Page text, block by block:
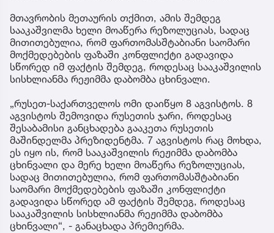
მთავრობის მეთაურის თქმით, ამის შემდეგ
სააკაშვილმა ხელი მოაწერა რეზოლუციას, სადაც
მითითებულია, რომ ფართომასშტაბიანი საომარი
მოქმედებების ფაზაში კონფლიქტი გადავიდა
სწორედ იმ ფაქტის შემდეგ, როდესაც სააკაშვილის
სისხლიანმა რეჟიმმა დაბომბა ცხინვალი.
„რუსეთ-საქართველოს ომი დაიწყო 8 აგვისტოს. 8
აგვისტოს შემოვიდა რუსეთის ჯარი, როდესაც
შესაბამისი განცხადება გააკეთა რუსეთის
მაშინდელმა პრეზიდენტმა. 7 აგვისტოს რაც მოხდა,
ეს იყო ის, რომ სააკაშვილის რეჟიმმა დაბომბა
ცხინვალი და მერე ხელი მოაწერა რეზოლუციას,
სადაც მითითებულია, რომ ფართომასშტაბიანი
საომარი მოქმედებების ფაზაში კონფლიქტი
გადავიდა სწორედ ამ ფაქტის შემდეგ, როდესაც
სააკაშვილის სისხლიანმა რეჟიმმა დაბომბა
ცხინვალი“, - განაცხადა პრემიერმა.